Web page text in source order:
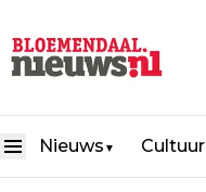
Nieuws ▼ Cultuur